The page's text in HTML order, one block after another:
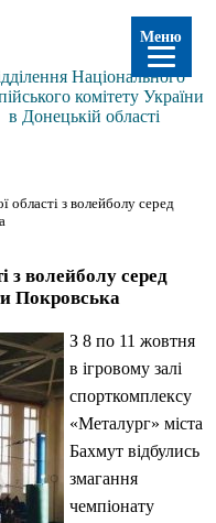
Національного
комітету України
в Донецькій області
області з волейболу серед
з волейболу серед
Покровська
З 8 по 11 жовтня
в ігровому залі
спорткомплексу
«Металург» міста
Бахмут відбулись
змагання
чемпіонату
Меню